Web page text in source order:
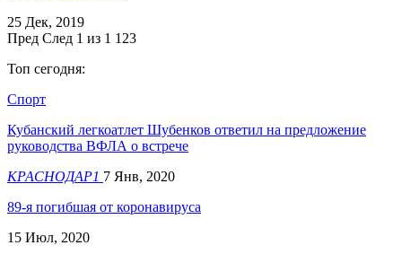
25 Дек, 2019
Пред След 1 из 1 123
Топ сегодня:
Спорт
Кубанский легкоатлет Шубенков ответил на предложение
руководства ВФЛА о встрече
КРАСНОДАР1 7 Янв, 2020
89-я погибшая от коронавируса
15 Июл, 2020